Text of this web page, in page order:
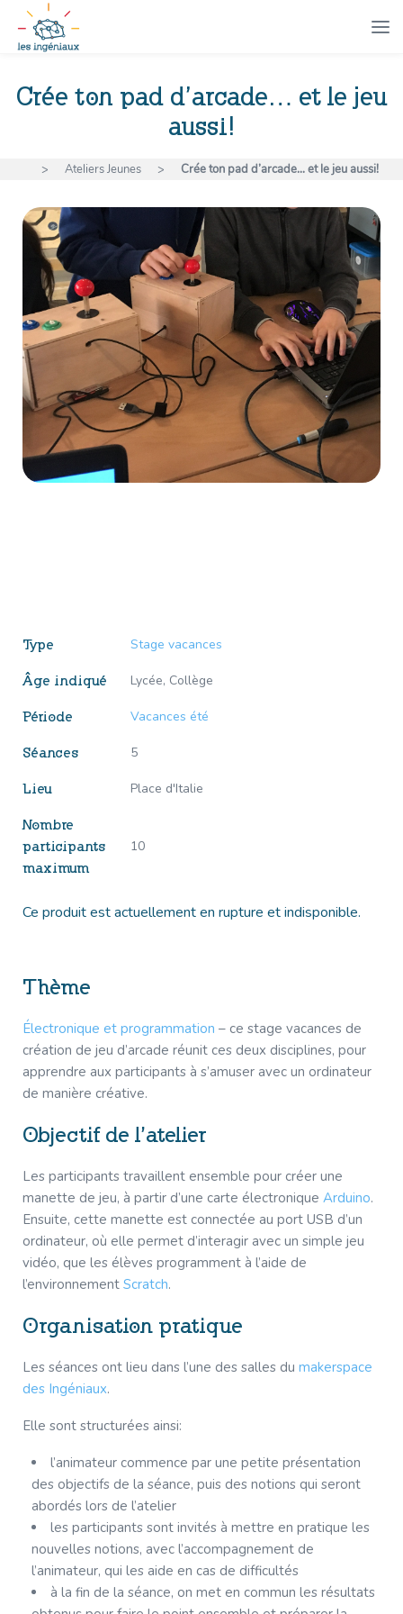
Crée ton pad d’arcade… et le jeu
aussi!
> Ateliers Jeunes > Crée ton pad d’arcade… et le jeu aussi!
Type Stage vacances
Âge indiqué Lycée, Collège
Période Vacances été
Séances 5
Lieu Place d'Italie
Nombre
participants
maximum
10
Ce produit est actuellement en rupture et indisponible.
Thème
Électronique et programmation – ce stage vacances de
création de jeu d’arcade réunit ces deux disciplines, pour
apprendre aux participants à s’amuser avec un ordinateur
de manière créative.
Objectif de l’atelier
Les participants travaillent ensemble pour créer une
manette de jeu, à partir d’une carte électronique Arduino.
Ensuite, cette manette est connectée au port USB d’un
ordinateur, où elle permet d’interagir avec un simple jeu
vidéo, que les élèves programment à l’aide de
l’environnement Scratch.
Organisation pratique
Les séances ont lieu dans l’une des salles du makerspace
des Ingéniaux.
Elle sont structurées ainsi:
l’animateur commence par une petite présentation
des objectifs de la séance, puis des notions qui seront
abordés lors de l’atelier
les participants sont invités à mettre en pratique les
nouvelles notions, avec l’accompagnement de
l’animateur, qui les aide en cas de difficultés
à la fin de la séance, on met en commun les résultats